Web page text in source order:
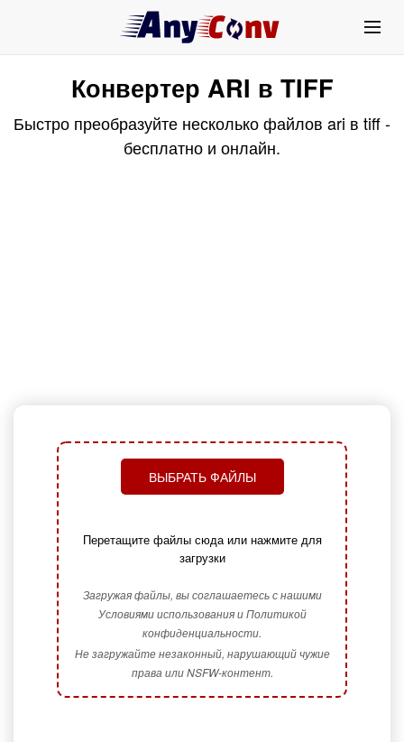
Конвертер ARI в TIFF
Быстро преобразуйте несколько файлов ari в tiff -
бесплатно и онлайн.
ВЫБРАТЬ ФАЙЛЫ
Перетащите файлы сюда или нажмите для
загрузки
Загружая файлы, вы соглашаетесь с нашими
Условиями использования и Политикой
конфиденциальности.
Не загружайте незаконный, нарушающий чужие
права или NSFW-контент.